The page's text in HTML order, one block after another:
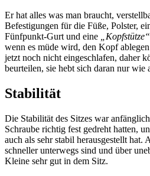
Er hat alles was man braucht,
Befestigungen für die Füße, Polster,
Fünfpunkt-Gurt und eine
„Kopfstütze“
wenn es müde wird, den Kopf
jetzt noch nicht eingeschlafen, daher
beurteilen, sie hebt sich daran nur wie
Stabilität
Die Stabilität des Sitzes war
Schraube richtig fest gedreht hatten,
auch als sehr stabil herausgestellt
schneller unterwegs sind und über
Kleine sehr gut in dem Sitz.